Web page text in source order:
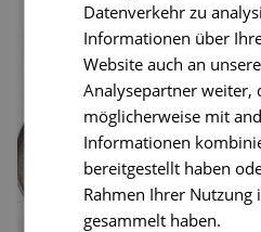
Datenverkehr zu
Informationen über
Website auch an
Analysepartner weiter,
möglicherweise mit
Informationen
bereitgestellt haben
Rahmen Ihrer Nutzung
gesammelt haben.